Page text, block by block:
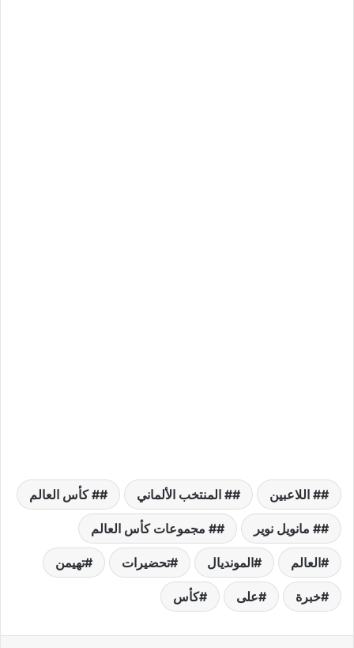
# اللاعبين # المنتخب الألماني # كأس العالم
# مانويل نوير # مجموعات كأس العالم
العالم المونديال تحضيرات تهيمن
خبرة على كأس